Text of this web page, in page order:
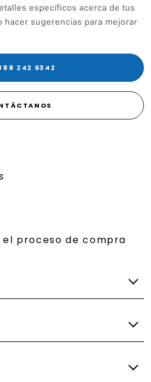
específicos acerca de tus
sugerencias para mejorar
242 6342
el proceso de compra
Edition 2025